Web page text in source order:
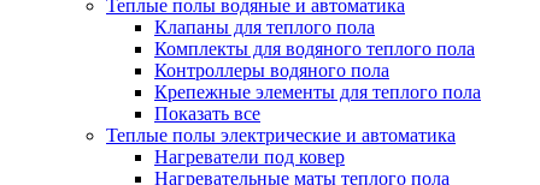
Теплые полы водяные и автоматика
Клапаны для теплого пола
Комплекты для водяного теплого пола
Контроллеры водяного пола
Крепежные элементы для теплого пола
Показать все
Теплые полы электрические и автоматика
Нагреватели под ковер
Нагревательные маты теплого пола